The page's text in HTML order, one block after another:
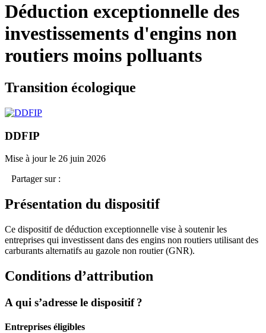
Déduction exceptionnelle des
investissements d'engins non
routiers moins polluants
Transition écologique
DDFIP
Mise à jour le 26 juin 2026
Partager sur :
Présentation du dispositif
Ce dispositif de déduction exceptionnelle vise à soutenir les
entreprises qui investissent dans des engins non routiers utilisant des
carburants alternatifs au gazole non routier (GNR).
Conditions d’attribution
A qui s’adresse le dispositif ?
Entreprises éligibles